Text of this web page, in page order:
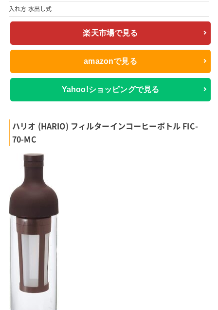
入れ方 水出し式
楽天市場で見る
amazonで見る
Yahoo!ショッピングで見る
ハリオ (HARIO) フィルターインコーヒーボトル FIC-
70-MC